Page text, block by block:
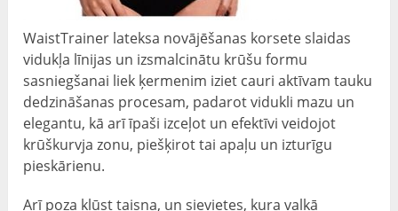
WaistTrainer lateksa novājēšanas korsete slaidas
vidukļa līnijas un izsmalcinātu krūšu formu
sasniegšanai liek ķermenim iziet cauri aktīvam tauku
dedzināšanas procesam, padarot vidukli mazu un
elegantu, kā arī īpaši izceļot un efektīvi veidojot
krūškurvja zonu, piešķirot tai apaļu un izturīgu
pieskārienu.
Arī poza kļūst taisna, un sievietes, kura valkā